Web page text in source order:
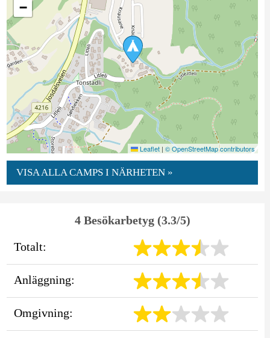
−
Leaflet | © OpenStreetMap contributors
VISA ALLA CAMPS I NÄRHETEN »
4 Besökarbetyg (3.3/5)
Totalt:
Anläggning:
Omgivning: